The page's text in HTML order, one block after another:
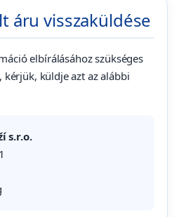
áru visszaküldése
elbírálásához szükséges
kérjük, küldje azt az alábbi
s.r.o.